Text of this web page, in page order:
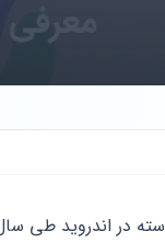
در اندروید طی